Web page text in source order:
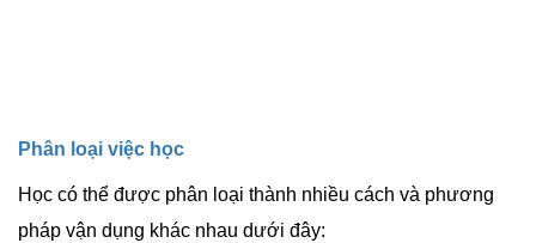
Phân loại việc học
Học có thể được phân loại thành nhiều cách và phương
pháp vận dụng khác nhau dưới đây: